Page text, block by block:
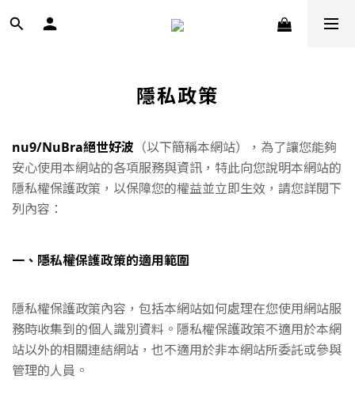
隱私政策
nu9/NuBra絕世好波 （以下簡稱本網站），為了讓您能夠
安心使用本網站的各項服務與資訊，特此向您說明本網站的
隱私權保護政策，以保障您的權益並立即生效，請您詳閱下
列內容：
一、隱私權保護政策的適用範圍
隱私權保護政策內容，包括本網站如何處理在您使用網站服
務時收集到的個人識別資料。隱私權保護政策不適用於本網
站以外的相關連結網站，也不適用於非本網站所委託或參與
管理的人員。